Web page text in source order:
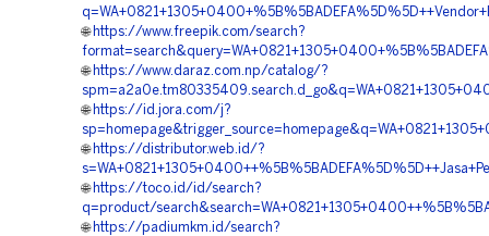
🌐 https://www.freepik.com/search?
🌐 https://www.daraz.com.np/catalog/?
🌐 https://id.jora.com/j?
🌐 https://distributor.web.id/?
🌐 https://toco.id/id/search?
q=product/
🌐 https://padiumkm.id/search?